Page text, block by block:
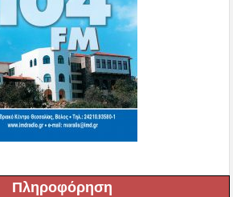
Πληροφόρηση